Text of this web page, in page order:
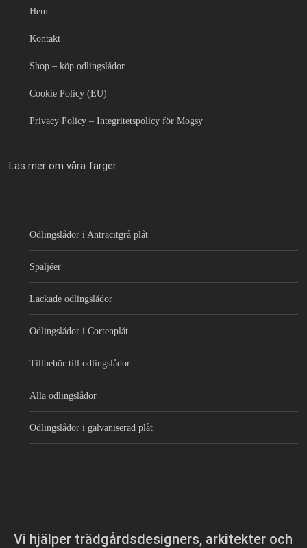
Hem
Kontakt
Shop – köp odlingslådor
Cookie Policy (EU)
Privacy Policy – Integritetspolicy för Mogsy
Läs mer om våra färger
Odlingslådor i Antracitgrå plåt
Spaljéer
Lackade odlingslådor
Odlingslådor i Cortenplåt
Tillbehör till odlingslådor
Alla odlingslådor
Odlingslådor i galvaniserad plåt
Vi hjälper trädgårdsdesigners, arkitekter och